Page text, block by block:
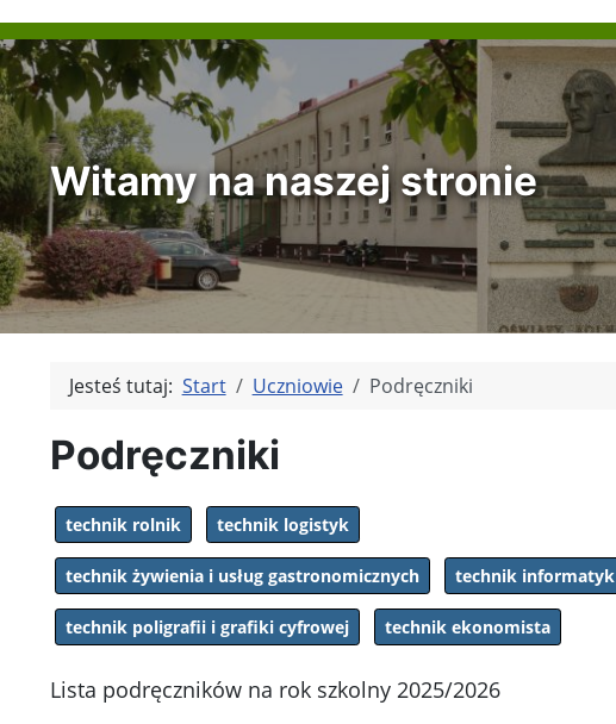
Witamy na naszej stronie
Jesteś tutaj: Start Uczniowie Podręczniki
Podręczniki
technik rolnik technik logistyk
technik żywienia i usług gastronomicznych technik informatyk
technik poligrafii i grafiki cyfrowej technik ekonomista
Lista podręczników na rok szkolny 2025/2026